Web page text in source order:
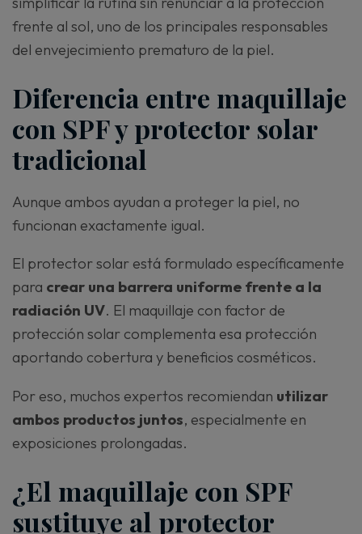
frente al sol, uno de los principales responsables
del envejecimiento prematuro de la piel.
Diferencia entre maquillaje
con SPF y protector solar
tradicional
Aunque ambos ayudan a proteger la piel, no
funcionan exactamente igual.
El protector solar está formulado específicamente
para crear una barrera uniforme frente a la
radiación UV. El maquillaje con factor de
protección solar complementa esa protección
aportando cobertura y beneficios cosméticos.
Por eso, muchos expertos recomiendan utilizar
ambos productos juntos, especialmente en
exposiciones prolongadas.
¿El maquillaje con SPF
sustituye al protector